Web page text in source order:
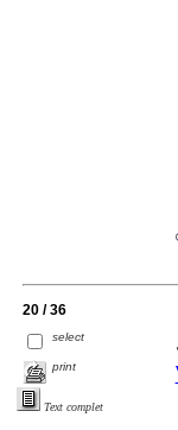
20 / 36
select
print
Text complet